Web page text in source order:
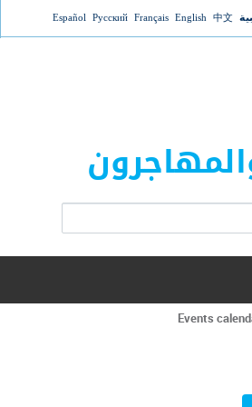
Jump to navigation
中文
English
Français
Русский
Español
Events